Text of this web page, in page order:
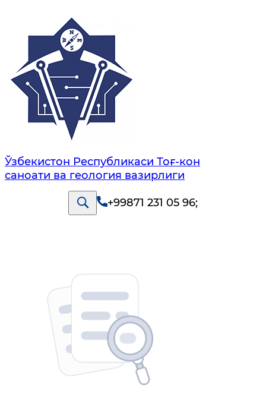
Ўзбекистон Республикаси Тоғ-кон
саноати ва геология вазирлиги
+99871 231 05 96;